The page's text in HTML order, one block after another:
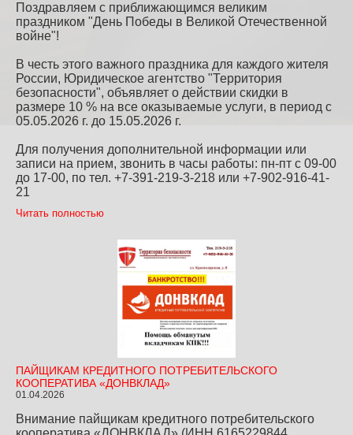
Поздравляем с приближающимся великим
праздником "День Победы в Великой Отечественной
войне"!
В честь этого важного праздника для каждого жителя
России, Юридическое агентство "Территория
безопасности", объявляет о действии скидки в
размере 10 % на все оказываемые услуги, в период с
05.05.2026 г. до 15.05.2026 г.
Для получения дополнительной информации или
записи на прием, звонить в часы работы: пн-пт с 09-00
до 17-00, по тел. +7-391-219-3-218 или +7-902-916-41-
21
Читать полностью
ПАЙЩИКАМ КРЕДИТНОГО ПОТРЕБИТЕЛЬСКОГО
КООПЕРАТИВА «ДОНВКЛАД»
01.04.2026
Внимание пайщикам кредитного потребительского